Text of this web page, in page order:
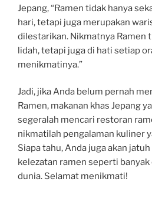
Jepang, “Ramen tidak hanya
hari, tetapi juga merupakan
dilestarikan. Nikmatnya Ramen
lidah, tetapi juga di hati setiap
menikmatinya.”
Jadi, jika Anda belum pernah
Ramen, makanan khas Jepang
segeralah mencari restoran
nikmatilah pengalaman kuliner
Siapa tahu, Anda juga akan
kelezatan ramen seperti
dunia. Selamat menikmati!